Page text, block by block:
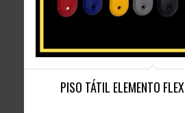
PISO TÁTIL ELEMENTO